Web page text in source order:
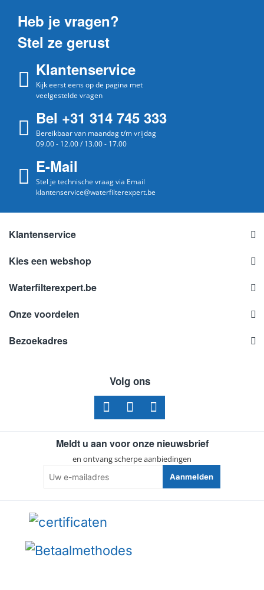
Heb je vragen?
Stel ze gerust
Klantenservice
Kijk eerst eens op de pagina met
veelgestelde vragen
Bel +31 314 745 333
Bereikbaar van maandag t/m vrijdag
09.00 - 12.00 / 13.00 - 17.00
E-Mail
Stel je technische vraag via Email
klantenservice@waterfilterexpert.be
Klantenservice
Kies een webshop
Waterfilterexpert.be
Onze voordelen
Bezoekadres
Volg ons
Meldt u aan voor onze nieuwsbrief
en ontvang scherpe aanbiedingen
e-
mailadres
Aanmelden